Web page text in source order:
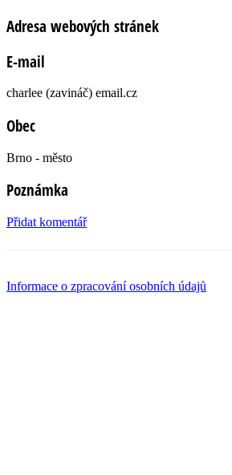
Adresa webových stránek
E-mail
charlee (zavináč) email.cz
Obec
Brno - město
Poznámka
Přidat komentář
Informace o zpracování osobních údajů